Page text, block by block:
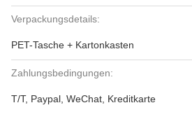
Verpackungsdetails:
PET-Tasche + Kartonkasten
Zahlungsbedingungen:
T/T, Paypal, WeChat, Kreditkarte